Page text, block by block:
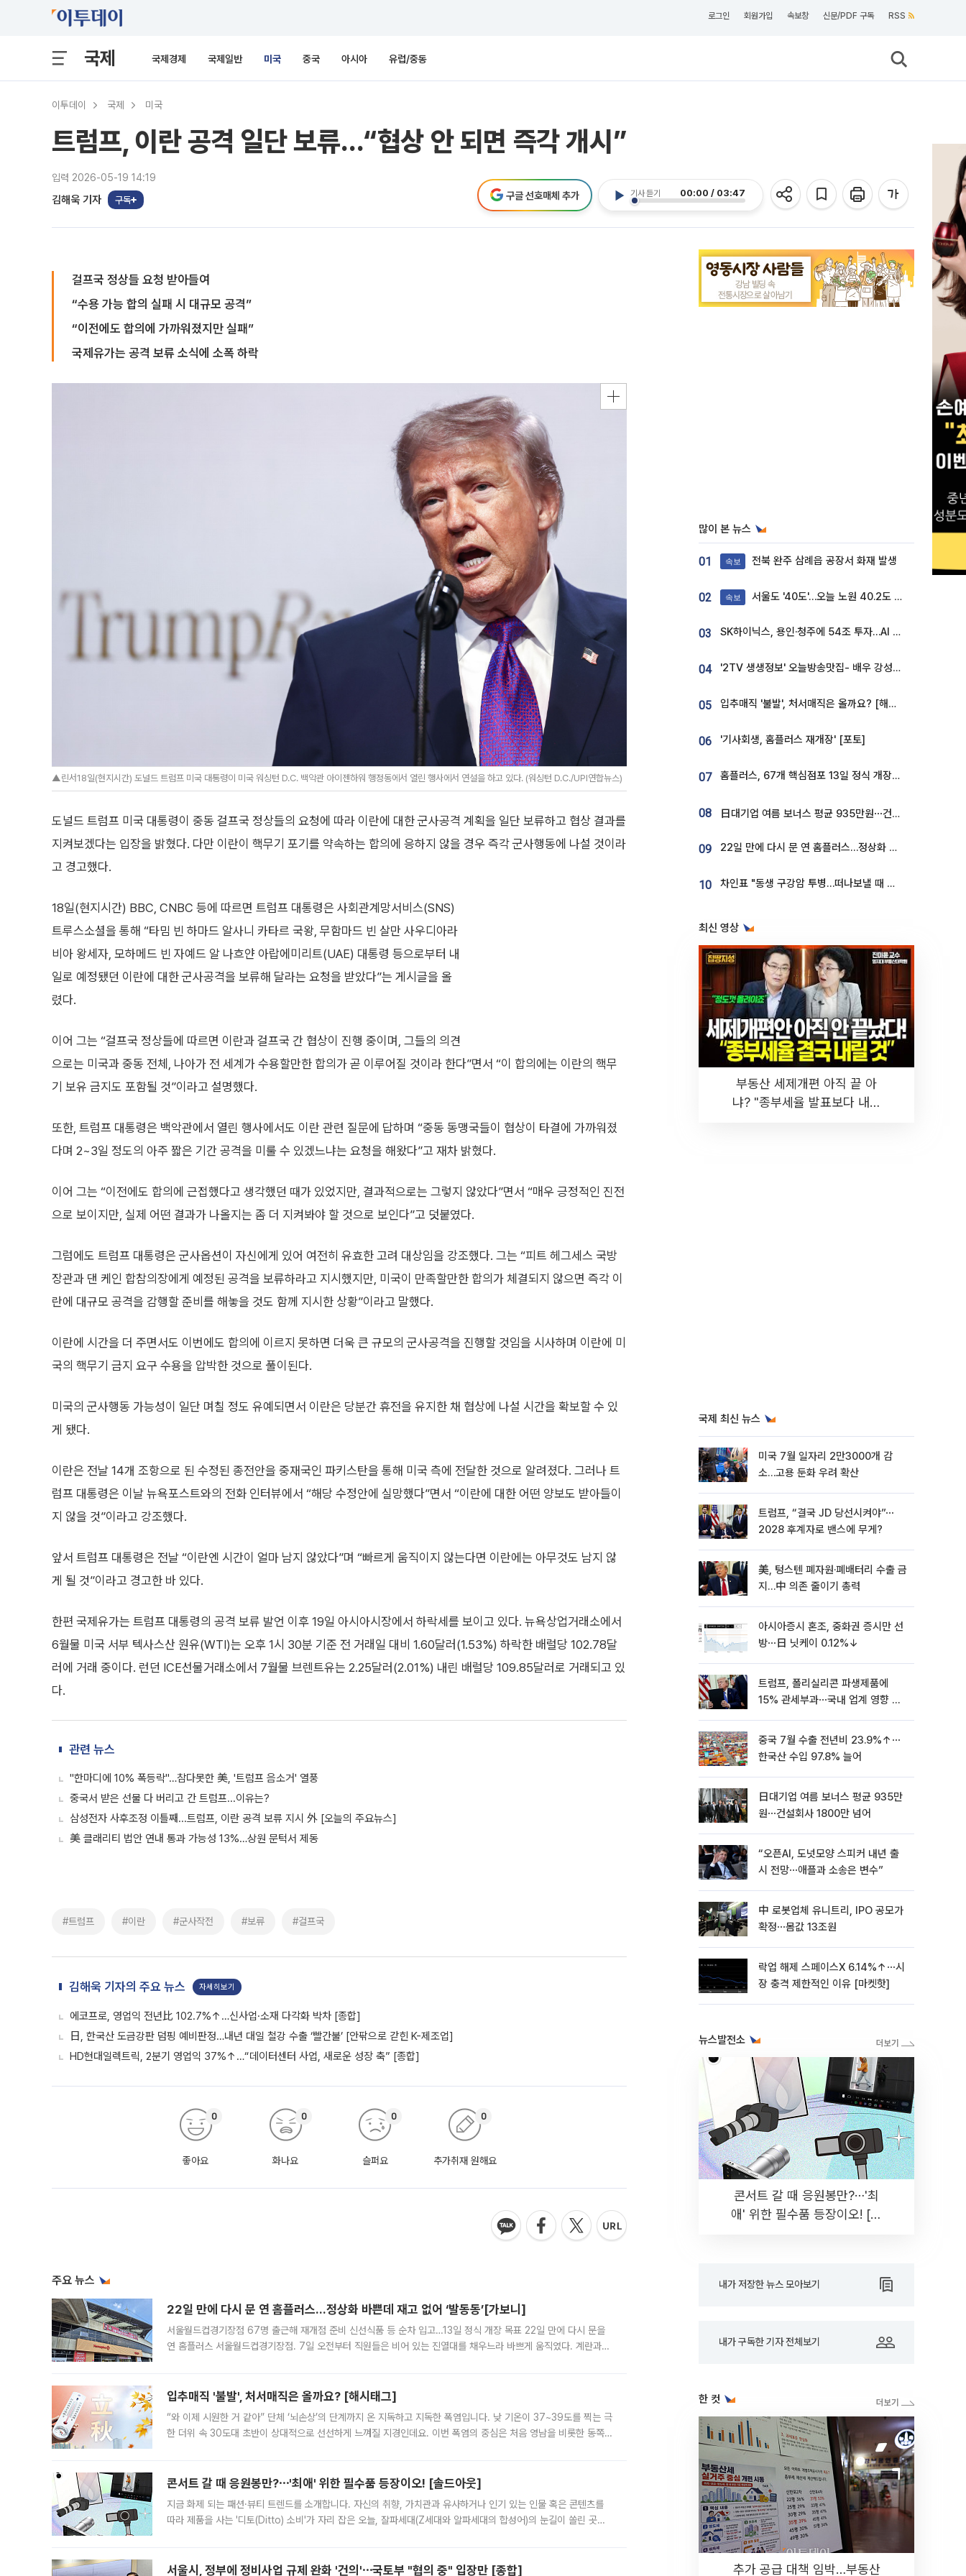
로그인 회원가입 속보창 신문/PDF 구독 RSS
국제 국제경제 국제일반 미국 중국 아시아 유럽/중동
이투데이 국제 미국
트럼프, 이란 공격 일단 보류…“협상 안 되면 즉각 개시”
입력 2026-05-19 14:19
김해욱 기자 구독
기사 듣기 00:00 / 03:47
구글 선호매체 추가
걸프국 정상들 요청 받아들여
“수용 가능 합의 실패 시 대규모 공격”
“이전에도 합의에 가까워졌지만 실패”
국제유가는 공격 보류 소식에 소폭 하락
▲린서18일(현지시간) 도널드 트럼프 미국 대통령이 미국 워싱턴 D.C. 백악관 아이젠하워 행정동에서 열린 행사에서 연설을 하고 있다. (워싱턴 D.C./UPI연합뉴스)
도널드 트럼프 미국 대통령이 중동 걸프국 정상들의 요청에 따라 이란에 대한 군사공격 계획을 일단 보류하고 협상 결과를
지켜보겠다는 입장을 밝혔다. 다만 이란이 핵무기 포기를 약속하는 합의에 응하지 않을 경우 즉각 군사행동에 나설 것이라
고 경고했다.
18일(현지시간) BBC, CNBC 등에 따르면 트럼프 대통령은 사회관계망서비스(SNS)
트루스소셜을 통해 “타밈 빈 하마드 알사니 카타르 국왕, 무함마드 빈 살만 사우디아라
비아 왕세자, 모하메드 빈 자예드 알 나흐얀 아랍에미리트(UAE) 대통령 등으로부터 내
일로 예정됐던 이란에 대한 군사공격을 보류해 달라는 요청을 받았다”는 게시글을 올
렸다.
이어 그는 “걸프국 정상들에 따르면 이란과 걸프국 간 협상이 진행 중이며, 그들의 의견
으로는 미국과 중동 전체, 나아가 전 세계가 수용할만한 합의가 곧 이루어질 것이라 한다”면서 “이 합의에는 이란의 핵무
기 보유 금지도 포함될 것”이라고 설명했다.
또한, 트럼프 대통령은 백악관에서 열린 행사에서도 이란 관련 질문에 답하며 “중동 동맹국들이 협상이 타결에 가까워졌
다며 2~3일 정도의 아주 짧은 기간 공격을 미룰 수 있겠느냐는 요청을 해왔다”고 재차 밝혔다.
이어 그는 “이전에도 합의에 근접했다고 생각했던 때가 있었지만, 결과적으로는 그렇지 않았다”면서 “매우 긍정적인 진전
으로 보이지만, 실제 어떤 결과가 나올지는 좀 더 지켜봐야 할 것으로 보인다”고 덧붙였다.
그럼에도 트럼프 대통령은 군사옵션이 자신에게 있어 여전히 유효한 고려 대상임을 강조했다. 그는 “피트 헤그세스 국방
장관과 댄 케인 합참의장에게 예정된 공격을 보류하라고 지시했지만, 미국이 만족할만한 합의가 체결되지 않으면 즉각 이
란에 대규모 공격을 감행할 준비를 해놓을 것도 함께 지시한 상황”이라고 말했다.
이란에 시간을 더 주면서도 이번에도 합의에 이르지 못하면 더욱 큰 규모의 군사공격을 진행할 것임을 시사하며 이란에 미
국의 핵무기 금지 요구 수용을 압박한 것으로 풀이된다.
미국의 군사행동 가능성이 일단 며칠 정도 유예되면서 이란은 당분간 휴전을 유지한 채 협상에 나설 시간을 확보할 수 있
게 됐다.
이란은 전날 14개 조항으로 된 수정된 종전안을 중재국인 파키스탄을 통해 미국 측에 전달한 것으로 알려졌다. 그러나 트
럼프 대통령은 이날 뉴욕포스트와의 전화 인터뷰에서 “해당 수정안에 실망했다”면서 “이란에 대한 어떤 양보도 받아들이
지 않을 것”이라고 강조했다.
앞서 트럼프 대통령은 전날 “이란엔 시간이 얼마 남지 않았다”며 “빠르게 움직이지 않는다면 이란에는 아무것도 남지 않
게 될 것”이라고 경고한 바 있다.
한편 국제유가는 트럼프 대통령의 공격 보류 발언 이후 19일 아시아시장에서 하락세를 보이고 있다. 뉴욕상업거래소에서
6월물 미국 서부 텍사스산 원유(WTI)는 오후 1시 30분 기준 전 거래일 대비 1.60달러(1.53%) 하락한 배럴당 102.78달
러에 거래 중이다. 런던 ICE선물거래소에서 7월물 브렌트유는 2.25달러(2.01%) 내린 배럴당 109.85달러로 거래되고 있
다.
관련 뉴스
"한마디에 10% 폭등락"…참다못한 美, '트럼프 음소거' 열풍
중국서 받은 선물 다 버리고 간 트럼프...이유는?
삼성전자 사후조정 이틀째...트럼프, 이란 공격 보류 지시 外 [오늘의 주요뉴스]
美 클래리티 법안 연내 통과 가능성 13%…상원 문턱서 제동
#트럼프 #이란 #군사작전 #보류 #걸프국
김해욱 기자의 주요 뉴스 자세히보기
에코프로, 영업익 전년比 102.7%↑…신사업·소재 다각화 박차 [종합]
日, 한국산 도금강판 덤핑 예비판정…내년 대일 철강 수출 ‘빨간불’ [안팎으로 갇힌 K-제조업]
HD현대일렉트릭, 2분기 영업익 37%↑…“데이터센터 사업, 새로운 성장 축” [종합]
좋아요
0
화나요
0
슬퍼요
0
추가취재 원해요
0
주요 뉴스
22일 만에 다시 문 연 홈플러스…정상화 바쁜데 재고 없어 ‘발동동’[가보니]
서울월드컵경기장점 67명 출근해 재개점 준비 신선식품 등 순차 입고…13일 정식 개장 목표 22일 만에 다시 문을
연 홈플러스 서울월드컵경기장점. 7일 오전부터 직원들은 비어 있는 진열대를 채우느라 바쁘게 움직였다. 계란과
입추매직 '불발', 처서매직은 올까요? [해시태그]
“와 이제 시원한 거 같아” 단체 ‘뇌손상’의 단계까지 온 지독하고 지독한 폭염입니다. 낮 기온이 37~39도를 찍는 극
한 더위 속 30도대 초반이 상대적으로 선선하게 느껴질 지경인데요. 이번 폭염의 중심은 처음 영남을 비롯한 동쪽
콘서트 갈 때 응원봉만?⋯'최애' 위한 필수품 등장이오! [솔드아웃]
지금 화제 되는 패션·뷰티 트렌드를 소개합니다. 자신의 취향, 가치관과 유사하거나 인기 있는 인물 혹은 콘텐츠를
따라 제품을 사는 '디토(Ditto) 소비'가 자리 잡은 오늘, 잘파세대(Z세대와 알파세대의 합성어)의 눈길이 쏠린 곳은
서울시, 정부에 정비사업 규제 완화 '건의'⋯국토부 "협의 중" 입장만 [종합]
많이 본 뉴스
01 속보 전북 완주 삼례읍 공장서 화재 발생
02 속보 서울도 '40도'…오늘 노원 40.2도 기록
03 SK하이닉스, 용인·청주에 54조 투자…AI 메모리 생산기지 키운다
04 '2TV 생생정보' 오늘방송맛집- 배우 강성진 단골! 쌀국수ㆍ푸팟퐁 커리 맛집 '블○○○'
05 입추매직 '불발', 처서매직은 올까요? [해시태그]
06 '기사회생, 홈플러스 재개장' [포토]
07 홈플러스, 67개 핵심점포 13일 정식 개장…영업 재개 속도
08 日대기업 여름 보너스 평균 935만원⋯건설회사 1800만 넘어
09 22일 만에 다시 문 연 홈플러스…정상화 바쁜데 재고 없어 ‘발동동’[가보니]
10 차인표 "동생 구강암 투병…떠나보낼 때 가장 힘들었다”
최신 영상
부동산 세제개편 아직 끝 아
냐? "종부세율 발표보다 내릴
국제 최신 뉴스
미국 7월 일자리 2만3000개 감
소…고용 둔화 우려 확산
트럼프, “결국 JD 당선시켜야”⋯
2028 후계자로 밴스에 무게?
美, 텅스텐 폐자원·폐배터리 수출 금
지…中 의존 줄이기 총력
아시아증시 혼조, 중화권 증시만 선
방⋯日 닛케이 0.12%↓
트럼프, 폴리실리콘 파생제품에
15% 관세부과⋯국내 업계 영향 촉
중국 7월 수출 전년비 23.9%↑⋯
한국산 수입 97.8% 늘어
日대기업 여름 보너스 평균 935만
원⋯건설회사 1800만 넘어
“오픈AI, 도넛모양 스피커 내년 출
시 전망⋯애플과 소송은 변수”
中 로봇업체 유니트리, IPO 공모가
확정⋯몸값 13조원
락업 해제 스페이스X 6.14%↑⋯시
장 충격 제한적인 이유 [마켓핫]
뉴스발전소
콘서트 갈 때 응원봉만?⋯'최
애' 위한 필수품 등장이오! [솔
내가 저장한 뉴스 모아보기
내가 구독한 기자 전체보기
한 컷
추가 공급 대책 임박…부동산